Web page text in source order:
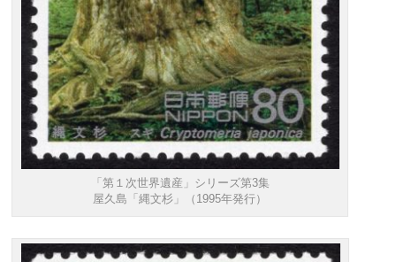
「第１次世界遺産」シリーズ第3集
屋久島「縄文杉」（1995年発行）